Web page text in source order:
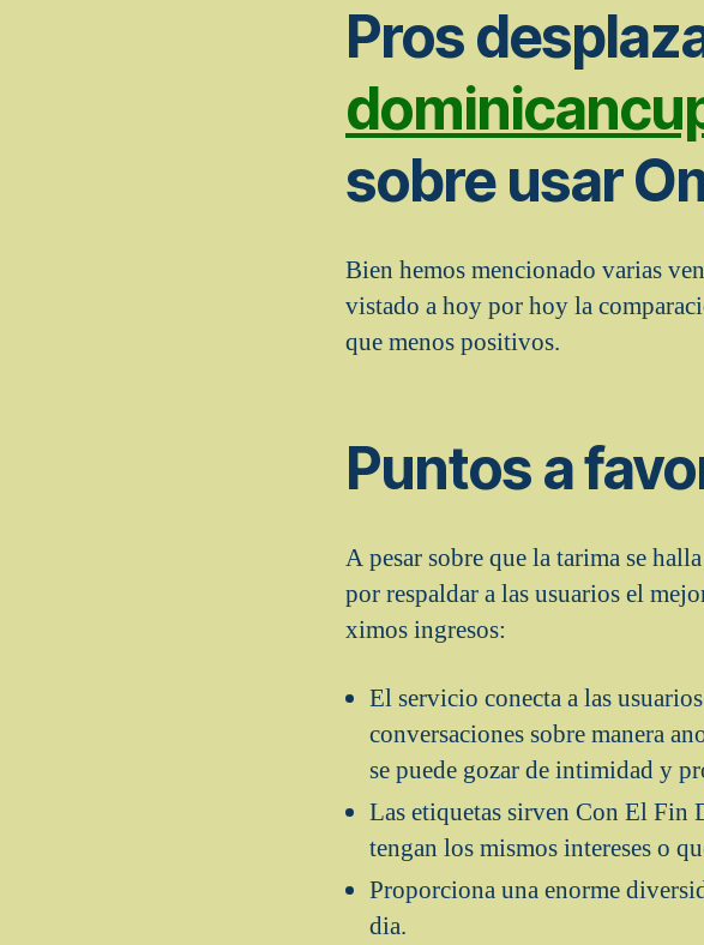
Pros
sobre usar
Bien hemos mencionado varias
vistado a hoy por hoy la
que menos positivos.
Puntos a
A pesar sobre que la tarima se
por respaldar a las usuarios el
ximos ingresos:
El servicio conecta a las
conversaciones sobre manera
se puede gozar de intimidad y
Las etiquetas sirven Con El Fin
tengan los mismos intereses o
Proporciona una enorme
dia.